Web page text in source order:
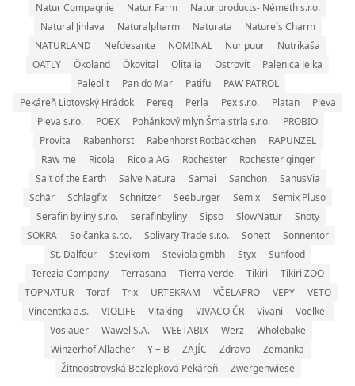
Natur Compagnie
Natur Farm
Natur products- Németh s.r.o.
Natural Jihlava
Naturalpharm Naturata
Nature´s Charm
NATURLAND
Nefdesante NOMINAL Nur puur
Nutrikaša
OATLY
Ökoland Ökovital Olitalia Ostrovit
Palenica Jelka
Paleolit
Pan do Mar Patifu
PAW PATROL
Pekáreň Liptovský Hrádok
Pereg Perla Pex s.r.o. Platan
Pleva
Pleva s.r.o.
POEX Pohánkový mlyn Šmajstrla s.r.o.
PROBIO
Provita
Rabenhorst Rabenhorst Rotbäckchen
RAPUNZEL
Raw me
Ricola Ricola AG Rochester
Rochester ginger
Salt of the Earth
Salve Natura Samai Sanchon
SanusVia
Schär
Schlagfix Schnitzer Seeburger Semix
Semix Pluso
Serafin byliny s.r.o.
serafinbyliny Sipso SlowNatur
Snoty
SOKRA
Solčanka s.r.o. Solivary Trade s.r.o. Sonett
Sonnentor
St. Dalfour
Stevikom Steviola gmbh Styx
Sunfood
Terezia Company
Terrasana Tierra verde Tikiri
Tikiri ZOO
TOPNATUR
Toraf Trix URTEKRAM VČELAPRO VEPY
VETO
Vincentka a.s.
VIOLIFE Vitaking VIVACO ČR Vivani
Voelkel
Vöslauer
Wawel S.A. WEETABIX Werz
Wholebake
Winzerhof Allacher
Y + B ZAJÍC Zdravo
Zemanka
Žitnoostrovská Bezlepková Pekáreň
Zwergenwiese